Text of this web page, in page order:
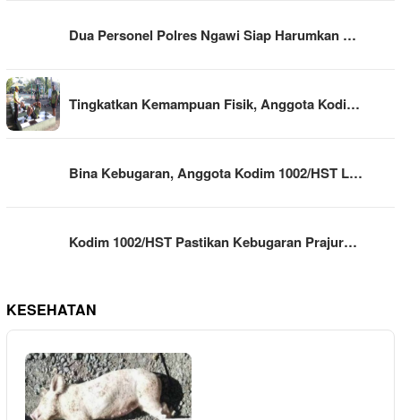
Dua Personel Polres Ngawi Siap Harumkan …
Tingkatkan Kemampuan Fisik, Anggota Kodi…
Bina Kebugaran, Anggota Kodim 1002/HST L…
Kodim 1002/HST Pastikan Kebugaran Prajur…
KESEHATAN